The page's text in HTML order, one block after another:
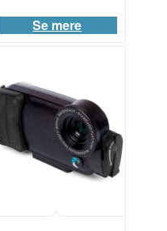
ud af 5Se mere